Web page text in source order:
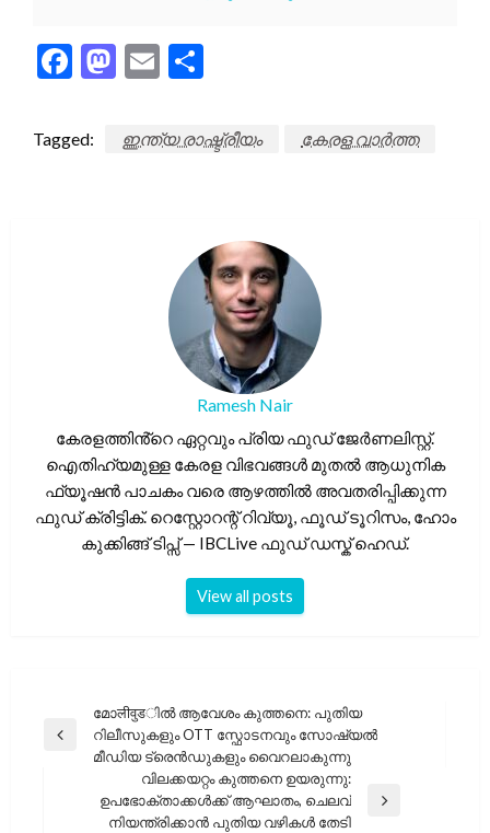
Facebook
Mastodon
Email
Tagged: ഇന്ത്യ രാഷ്ട്രീയം കേരള വാർത്ത
Ramesh Nair
കേരളത്തിൻ്റെ ഏറ്റവും പ്രിയ ഫുഡ് ജേർണലിസ്റ്റ്.
ഐതിഹ്യമുള്ള കേരള വിഭവങ്ങൾ മുതൽ ആധുനിക
ഫ്യൂഷൻ പാചകം വരെ ആഴത്തിൽ അവതരിപ്പിക്കുന്ന
ഫുഡ് ക്രിട്ടിക്. റെസ്റ്റോറന്റ് റിവ്യൂ, ഫൂഡ് ടൂറിസം, ഹോം
കുക്കിങ്ങ് ടിപ്സ് — IBCLive ഫുഡ് ഡസ്ക് ഹെഡ്.
View all posts
പോസ്റ്റുകളിലൂടെ
Previous
മോलीवुडിൽ ആവേശം കുത്തനെ: പുതിയ
റിലീസുകളും OTT സ്ഫോടനവും സോഷ്യൽ
മീഡിയ ട്രെൻഡുകളും വൈറലാകുന്നു
വിലക്കയറ്റം കുത്തനെ ഉയരുന്നു:
ഉപഭോക്താക്കൾക്ക് ആഘാതം, ചെലവ്
നിയന്ത്രിക്കാൻ പുതിയ വഴികൾ തേടി